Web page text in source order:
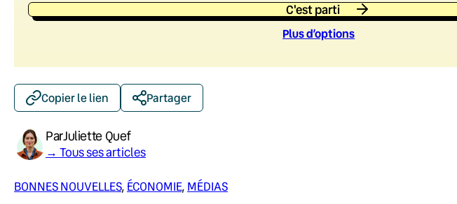
C'est parti
Plus d’options
Copier le lien Partager
ParJuliette Quef
→ Tous ses articles
BONNES NOUVELLES, ÉCONOMIE, MÉDIAS